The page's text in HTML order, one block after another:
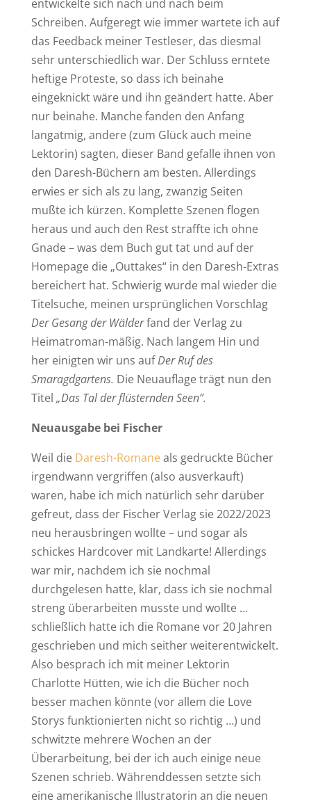
entwickelte sich nach und nach beim
Schreiben. Aufgeregt wie immer wartete ich auf
das Feedback meiner Testleser, das diesmal
sehr unterschiedlich war. Der Schluss erntete
heftige Proteste, so dass ich beinahe
eingeknickt wäre und ihn geändert hatte. Aber
nur beinahe. Manche fanden den Anfang
langatmig, andere (zum Glück auch meine
Lektorin) sagten, dieser Band gefalle ihnen von
den Daresh-Büchern am besten. Allerdings
erwies er sich als zu lang, zwanzig Seiten
mußte ich kürzen. Komplette Szenen flogen
heraus und auch den Rest straffte ich ohne
Gnade – was dem Buch gut tat und auf der
Homepage die „Outtakes“ in den Daresh-Extras
bereichert hat. Schwierig wurde mal wieder die
Titelsuche, meinen ursprünglichen Vorschlag
Der Gesang der Wälderfand der Verlag zu
Heimatroman-mäßig. Nach langem Hin und
her einigten wir uns aufDer Ruf des
Smaragdgartens. Die Neuauflage trägt nun den
Titel „Das Tal der flüsternden Seen”.
Neuausgabe bei Fischer
Weil die Daresh-Romaneals gedruckte Bücher
irgendwann vergriffen (also ausverkauft)
waren, habe ich mich natürlich sehr darüber
gefreut, dass der Fischer Verlag sie 2022/2023
neu herausbringen wollte – und sogar als
schickes Hardcover mit Landkarte! Allerdings
war mir, nachdem ich sie nochmal
durchgelesen hatte, klar, dass ich sie nochmal
streng überarbeiten musste und wollte …
schließlich hatte ich die Romane vor 20 Jahren
geschrieben und mich seither weiterentwickelt.
Also besprach ich mit meiner Lektorin
Charlotte Hütten, wie ich die Bücher noch
besser machen könnte (vor allem die Love
Storys funktionierten nicht so richtig …) und
schwitzte mehrere Wochen an der
Überarbeitung, bei der ich auch einige neue
Szenen schrieb. Währenddessen setzte sich
eine amerikanische Illustratorin an die neuen